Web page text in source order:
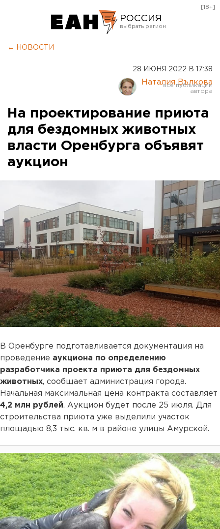
РОССИЯ
Курган
Оренбург
[18+]
← НОВОСТИ
28 ИЮНЯ 2022 В 17:38
Наталия Вълкова
На проектирование приюта
для бездомных животных
власти Оренбурга объявят
аукцион
В Оренбурге подготавливается документация на
проведение аукциона по определению
разработчика проекта приюта для бездомных
животных, сообщает администрация города.
Начальная максимальная цена контракта составляет
4,2 млн рублей. Аукцион будет после 25 июля. Для
строительства приюта уже выделили участок
площадью 8,3 тыс. кв. м в районе улицы Амурской.